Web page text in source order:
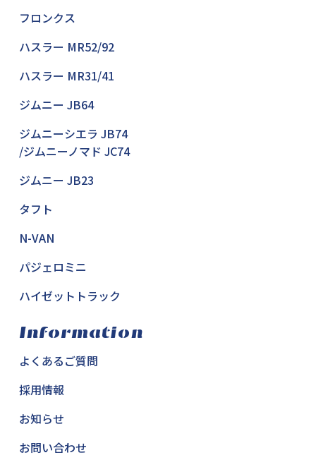
フロンクス
ハスラー MR52/92
ハスラー MR31/41
ジムニー JB64
ジムニーシエラ JB74
/ジムニーノマド JC74
ジムニー JB23
タフト
N-VAN
パジェロミニ
ハイゼットトラック
Information
よくあるご質問
採用情報
お知らせ
お問い合わせ